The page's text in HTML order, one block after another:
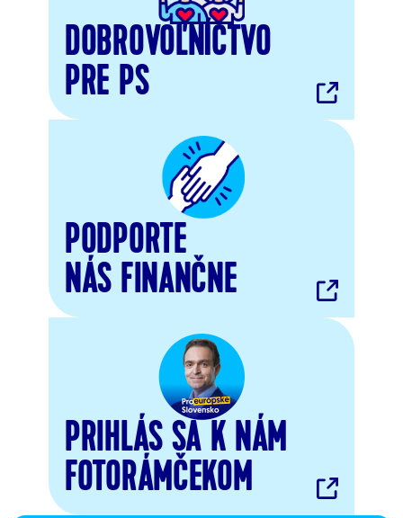
DOBROVOĽNÍCTVO
PRE PS
PODPORTE
NÁS FINANČNE
PRIHLÁS SA K NÁM
FOTORÁMČEKOM